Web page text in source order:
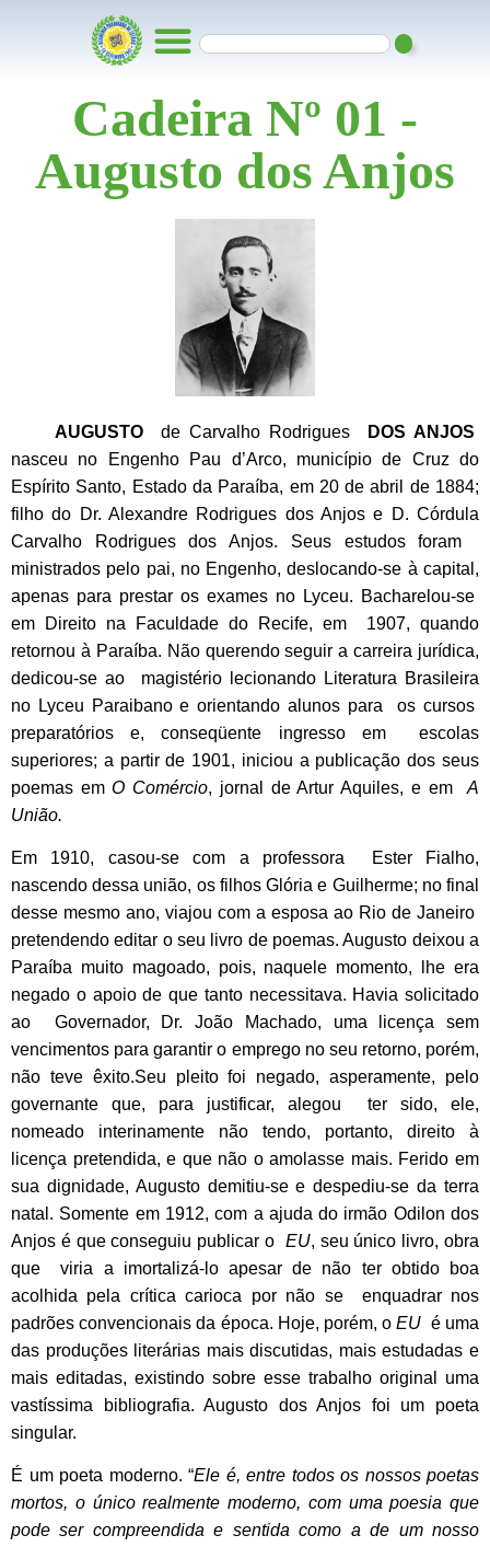
Cadeira Nº 01 -
Augusto dos Anjos
AUGUSTO de Carvalho Rodrigues
DOS ANJOS
nasceu no Engenho Pau d’Arco, município de Cruz do
Espírito Santo, Estado da Paraíba, em 20 de abril de 1884;
filho do Dr. Alexandre Rodrigues dos Anjos e D. Córdula
Carvalho Rodrigues dos Anjos. Seus estudos foram
ministrados pelo pai, no Engenho, deslocando-se à capital,
apenas para prestar os exames no Lyceu. Bacharelou-se
em Direito na Faculdade do Recife, em 1907, quando
retornou à Paraíba. Não querendo seguir a carreira jurídica,
dedicou-se ao magistério lecionando Literatura Brasileira
no Lyceu Paraibano e orientando alunos para os cursos
preparatórios e, conseqüente ingresso em escolas
superiores; a partir de 1901, iniciou a publicação dos seus
poemas emO Comércio, jornal de Artur Aquiles, e emA
União.
Em 1910, casou-se com a professora Ester Fialho,
nascendo dessa união, os filhos Glória e Guilherme; no final
desse mesmo ano, viajou com a esposa ao Rio de Janeiro
pretendendo editar o seu livro de poemas. Augusto deixou a
Paraíba muito magoado, pois, naquele momento, lhe era
negado o apoio de que tanto necessitava. Havia solicitado
ao Governador, Dr. João Machado, uma licença sem
vencimentos para garantir o emprego no seu retorno, porém,
não teve êxito.Seu pleito foi negado, asperamente, pelo
governante que, para justificar, alegou ter sido, ele,
nomeado interinamente não tendo, portanto, direito à
licença pretendida, e que não o amolasse mais. Ferido em
sua dignidade, Augusto demitiu-se e despediu-se da terra
natal. Somente em 1912, com a ajuda do irmão Odilon dos
Anjos é que conseguiu publicar o EU, seu único livro, obra
que viria a imortalizá-lo apesar de não ter obtido boa
acolhida pela crítica carioca por não se enquadrar nos
padrões convencionais da época. Hoje, porém, oEU é uma
das produções literárias mais discutidas, mais estudadas e
mais editadas, existindo sobre esse trabalho original uma
vastíssima bibliografia. Augusto dos Anjos foi um poeta
singular.
É um poeta moderno. “Ele é, entre todos os nossos poetas
mortos, o único realmente moderno, com uma poesia que
pode ser compreendida e sentida como a de um nosso